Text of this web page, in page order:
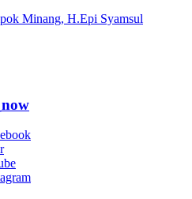
Minang, H.Epi Syamsul